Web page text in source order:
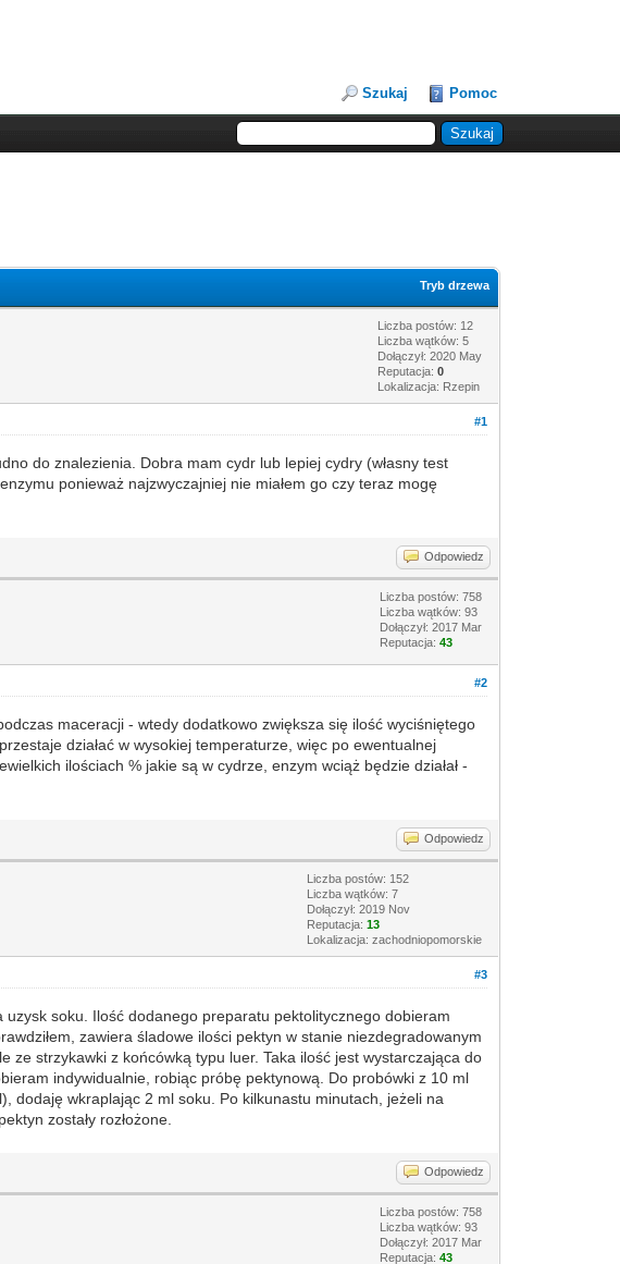
Szukaj Pomoc
Tryb drzewa
Liczba postów: 12
Liczba wątków: 5
Dołączył: 2020 May
Reputacja:0
Lokalizacja: Rzepin
#1
do znalezienia. Dobra mam cydr lub lepiej cydry (własny test
ponieważ najzwyczajniej nie miałem go czy teraz mogę
Odpowiedz
Liczba postów: 758
Liczba wątków: 93
Dołączył: 2017 Mar
Reputacja:43
#2
maceracji - wtedy dodatkowo zwiększa się ilość wyciśniętego
działać w wysokiej temperaturze, więc po ewentualnej
ilościach % jakie są w cydrze, enzym wciąż będzie działał -
Odpowiedz
Liczba postów: 152
Liczba wątków: 7
Dołączył: 2019 Nov
Reputacja:13
Lokalizacja: zachodniopomorskie
#3
soku. Ilość dodanego preparatu pektolitycznego dobieram
zawiera śladowe ilości pektyn w stanie niezdegradowanym
ze strzykawki z końcówką typu luer. Taka ilość jest wystarczająca do
indywidualnie, robiąc próbę pektynową. Do probówki z 10 ml
dodaję wkraplając 2 ml soku. Po kilkunastu minutach, jeżeli na
zostały rozłożone.
Odpowiedz
Liczba postów: 758
Liczba wątków: 93
Dołączył: 2017 Mar
Reputacja:43